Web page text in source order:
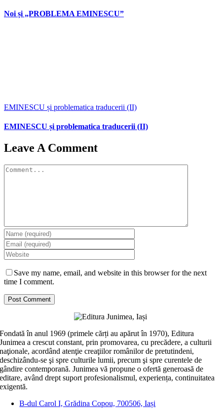
Noi și „PROBLEMA EMINESCU”
EMINESCU și problematica traducerii (II)
EMINESCU și problematica traducerii (II)
Leave A Comment
Comment
Save my name, email, and website in this browser for the next
time I comment.
Fondată în anul 1969 (primele cărți au apărut în 1970), Editura
Junimea a crescut constant, prin promovarea, cu precădere, a culturii
naţionale, acordând atenţie creaţiilor românilor de pretutindeni,
deschizându-se şi spre culturile lumii, precum şi spre curentele de
gândire contemporană. Junimea vă propune o ofertă generoasă de
editare, având drept suport profesionalismul, experiența, continuitatea
exigentă.
B-dul Carol I, Grădina Copou, 700506, Iași